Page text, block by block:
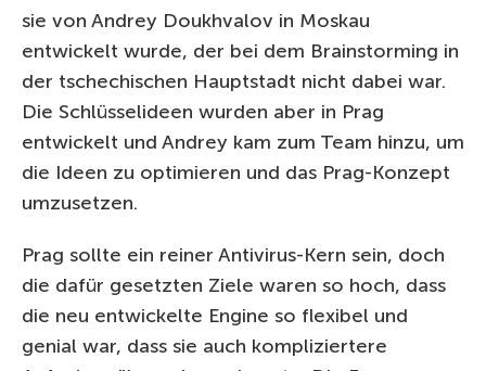
sie von Andrey Doukhvalov in Moskau
entwickelt wurde, der bei dem Brainstorming in
der tschechischen Hauptstadt nicht dabei war.
Die Schlüsselideen wurden aber in Prag
entwickelt und Andrey kam zum Team hinzu, um
die Ideen zu optimieren und das Prag-Konzept
umzusetzen.
Prag sollte ein reiner Antivirus-Kern sein, doch
die dafür gesetzten Ziele waren so hoch, dass
die neu entwickelte Engine so flexibel und
genial war, dass sie auch kompliziertere